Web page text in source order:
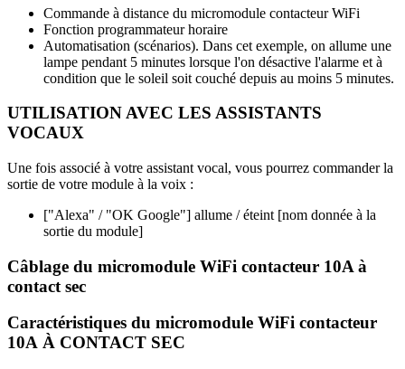
Commande à distance du micromodule contacteur WiFi
Fonction programmateur horaire
Automatisation (scénarios). Dans cet exemple, on allume une
lampe pendant 5 minutes lorsque l'on désactive l'alarme et à
condition que le soleil soit couché depuis au moins 5 minutes.
UTILISATION AVEC LES ASSISTANTS
VOCAUX
Une fois associé à votre assistant vocal, vous pourrez commander la
sortie de votre module à la voix :
["Alexa" / "OK Google"] allume / éteint [nom donnée à la
sortie du module]
Câblage du micromodule WiFi contacteur 10A à
contact sec
Caractéristiques du micromodule WiFi contacteur
10A À CONTACT SEC